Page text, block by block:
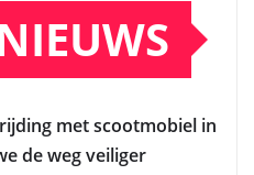
met scootmobiel in
de weg veiliger